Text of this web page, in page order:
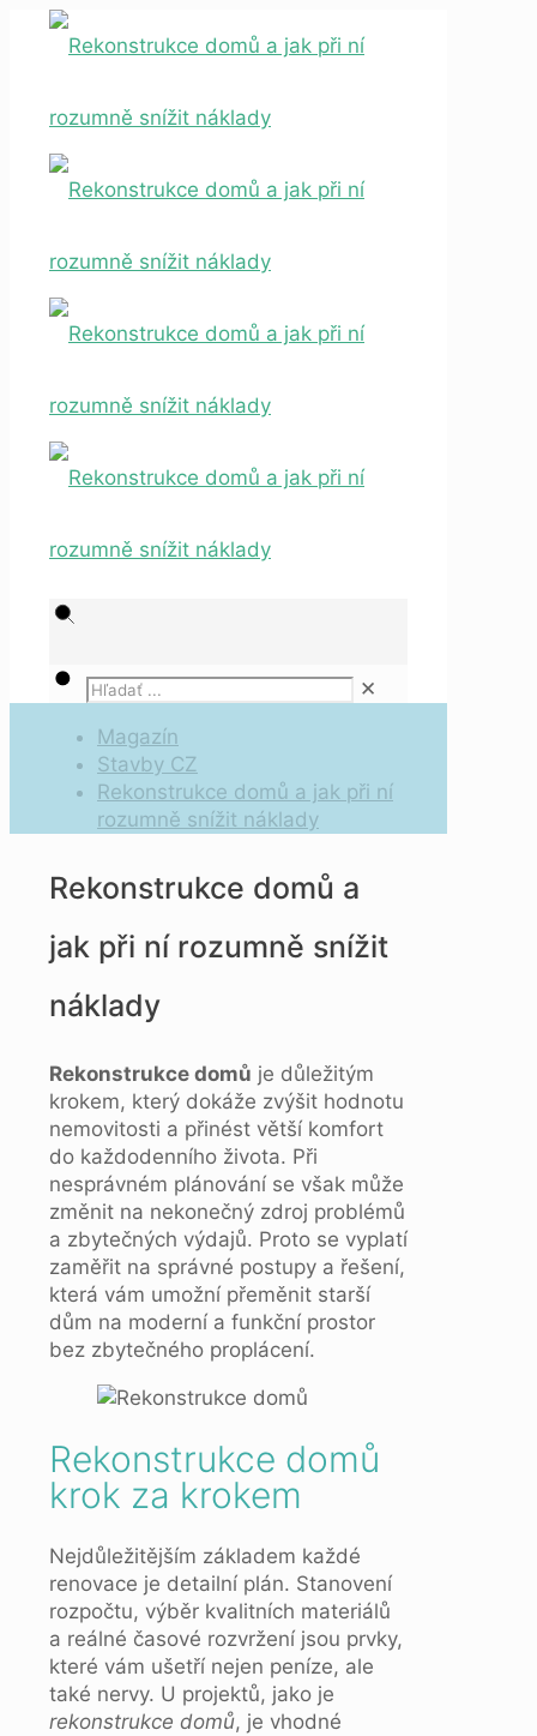
✕
Magazín
Stavby CZ
Rekonstrukce domů a jak při ní
rozumně snížit náklady
Rekonstrukce domů a
jak při ní rozumně snížit
náklady
Rekonstrukce domů je důležitým
krokem, který dokáže zvýšit hodnotu
nemovitosti a přinést větší komfort
do každodenního života. Při
nesprávném plánování se však může
změnit na nekonečný zdroj problémů
a zbytečných výdajů. Proto se vyplatí
zaměřit na správné postupy a řešení,
která vám umožní přeměnit starší
dům na moderní a funkční prostor
bez zbytečného proplácení.
Rekonstrukce domů
krok za krokem
Nejdůležitějším základem každé
renovace je detailní plán. Stanovení
rozpočtu, výběr kvalitních materiálů
a reálné časové rozvržení jsou prvky,
které vám ušetří nejen peníze, ale
také nervy. U projektů, jako je
rekonstrukce domů, je vhodné